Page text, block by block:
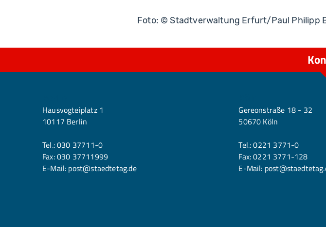
Foto: © Stadtverwaltung Erfurt/Paul Philipp
Hausvogteiplatz 1
10117 Berlin
Tel.:030 37711-0
Fax: 030 37711999
E-Mail: post@staedtetag.de
Gereonstraße 18 - 32
50670 Köln
Tel.:0221 3771-0
Fax: 0221 3771-128
E-Mail: